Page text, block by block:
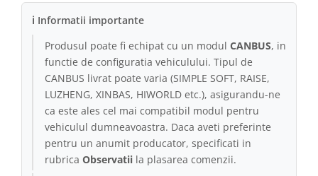
ℹ Informatii importante
Produsul poate fi echipat cu un modul CANBUS, in
functie de configuratia vehiculului. Tipul de
CANBUS livrat poate varia (SIMPLE SOFT, RAISE,
LUZHENG, XINBAS, HIWORLD etc.), asigurandu-ne
ca este ales cel mai compatibil modul pentru
vehiculul dumneavoastra. Daca aveti preferinte
pentru un anumit producator, specificati in
rubrica Observatii la plasarea comenzii.